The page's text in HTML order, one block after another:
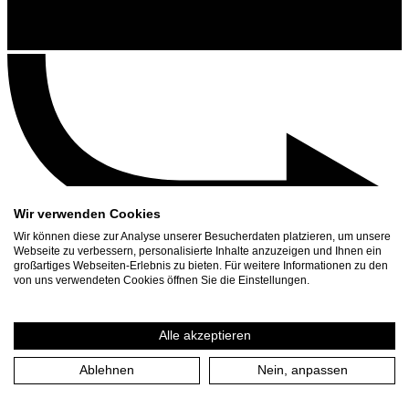
Contact
Press Download
Wir verwenden Cookies
Wir können diese zur Analyse unserer Besucherdaten platzieren, um unsere
Webseite zu verbessern, personalisierte Inhalte anzuzeigen und Ihnen ein
großartiges Webseiten-Erlebnis zu bieten. Für weitere Informationen zu den
von uns verwendeten Cookies öffnen Sie die Einstellungen.
Alle akzeptieren
Ablehnen Nein, anpassen